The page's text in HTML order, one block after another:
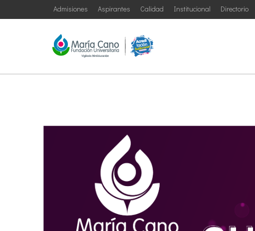
Directorio
Institucional
Calidad
Aspirantes
Admisiones